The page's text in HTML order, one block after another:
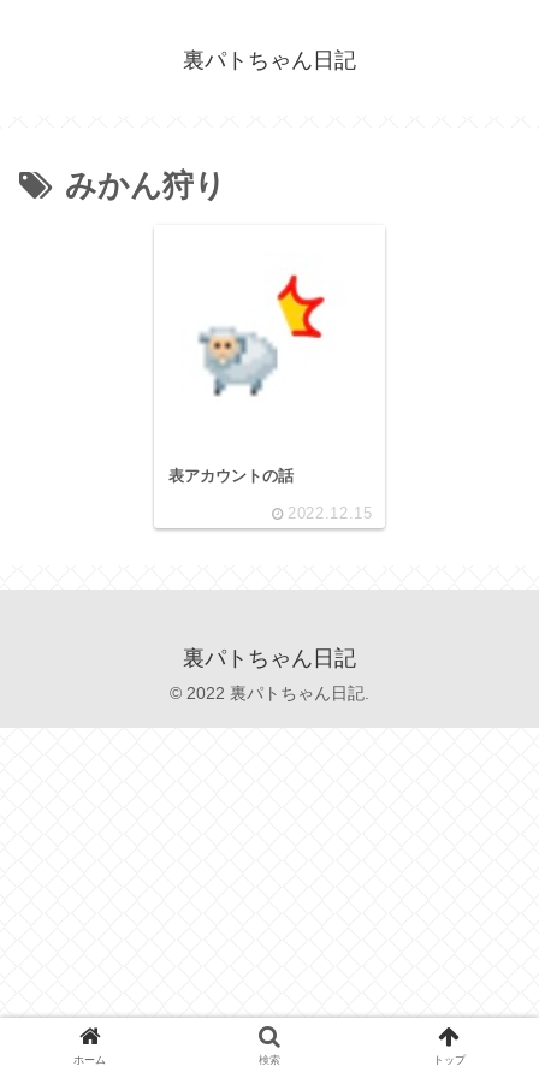
裏パトちゃん日記
みかん狩り
表アカウントの話
2022.12.15
裏パトちゃん日記
© 2022 裏パトちゃん日記.
ホーム 検索 トップ